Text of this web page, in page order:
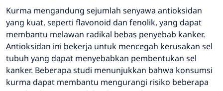
Kurma mengandung sejumlah senyawa antioksidan
yang kuat, seperti flavonoid dan fenolik, yang dapat
membantu melawan radikal bebas penyebab kanker.
Antioksidan ini bekerja untuk mencegah kerusakan sel
tubuh yang dapat menyebabkan pembentukan sel
kanker. Beberapa studi menunjukkan bahwa konsumsi
kurma dapat membantu mengurangi risiko beberapa